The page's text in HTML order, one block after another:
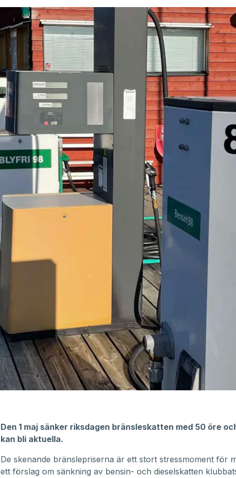
Den 1 maj sänker riksdagen bränsleskatten med 50 öre
kan bli aktuella.
De skenande bränslepriserna är ett stort stressmoment för
ett förslag om sänkning av bensin- och dieselskatten